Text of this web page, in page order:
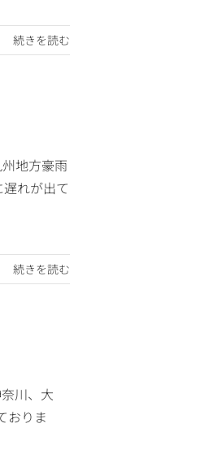
続きを読む
地方豪雨
れが出て
続きを読む
川、大
おりま